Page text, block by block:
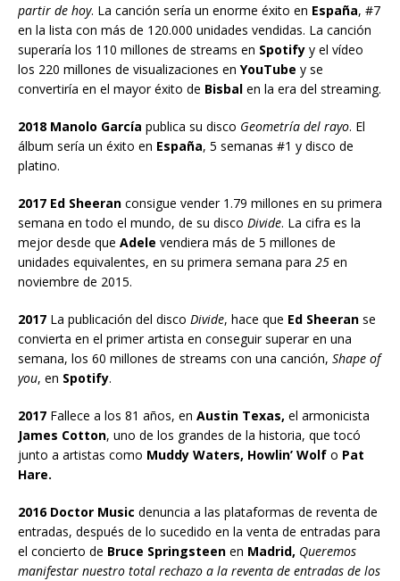
partir de hoy. La canción sería un enorme éxito en España, #7
en la lista con más de 120.000 unidades vendidas. La canción
superaría los 110 millones de streams en Spotify y el vídeo
los 220 millones de visualizaciones en YouTube y se
convertiría en el mayor éxito de Bisbal en la era del streaming.
2018 Manolo García publica su disco Geometría del rayo. El
álbum sería un éxito en España, 5 semanas #1 y disco de
platino.
2017 Ed Sheeran consigue vender 1.79 millones en su primera
semana en todo el mundo, de su disco Divide. La cifra es la
mejor desde que Adele vendiera más de 5 millones de
unidades equivalentes, en su primera semana para 25 en
noviembre de 2015.
2017 La publicación del disco Divide, hace que Ed Sheeran se
convierta en el primer artista en conseguir superar en una
semana, los 60 millones de streams con una canción, Shape of
you, en Spotify.
2017 Fallece a los 81 años, en Austin Texas, el armonicista
James Cotton, uno de los grandes de la historia, que tocó
junto a artistas como Muddy Waters, Howlin’ Wolf o Pat
Hare.
2016 Doctor Music denuncia a las plataformas de reventa de
entradas, después de lo sucedido en la venta de entradas para
el concierto de Bruce Springsteen en Madrid, Queremos
manifestar nuestro total rechazo a la reventa de entradas de los